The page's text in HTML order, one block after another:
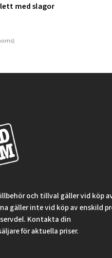
med slagor
och tillval gäller vid köp
gäller inte vid köp av enskild
Kontakta din
för aktuella priser.